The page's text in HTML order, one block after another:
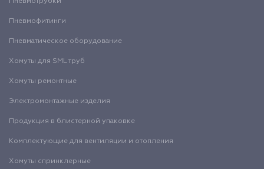
Пневмофитинги
Пневматическое оборудование
Хомуты для SML труб
Хомуты ремонтные
Электромонтажные изделия
Продукция в блистерной упаковке
Комплектующие для вентиляции и отопления
Хомуты спринклерные